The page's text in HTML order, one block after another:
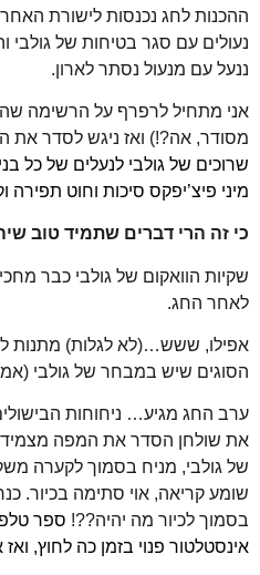
ההכנות לחג נכנסות לישורת
נעולים עם סגר בטיחות של גולבי
ננעל עם מנעול נסתר לארון.
אני מתחיל לרפרף על הרשימה
מסודר, אה?!) ואז ניגש לסדר
שרוכים של גולבי לנעלים של כל
מיני פיצ’יפקס סיכות וחוט תפירה
כי זה הרי דברים שתמיד טוב
שקיות הוואקום של גולבי כבר
לאחר החג.
אפילו, ששש…(לא לגלות) מתנות
הסוגים שיש במבחר של גולבי
ערב החג מגיע… ניחוחות
את שולחן הסדר את המפה מצמיד
של גולבי, מניח בסמוך לקערה
שומע קריאה, אוי סתימה בכיור.
בסמוך לכיור מה יהיה??! ספר
אינסטלטור פנוי בזמן כה לחוץ,